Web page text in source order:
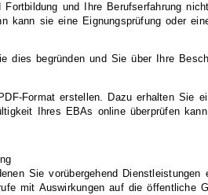
und Ihre Berufserfahrung
kann sie eine Eignungsprüfung oder
dies begründen und Sie über Ihre
Format erstellen. Dazu erhalten Sie
Ihres EBAs online überprüfen
Sie vorübergehend Dienstleistungen
mit Auswirkungen auf die öffentliche